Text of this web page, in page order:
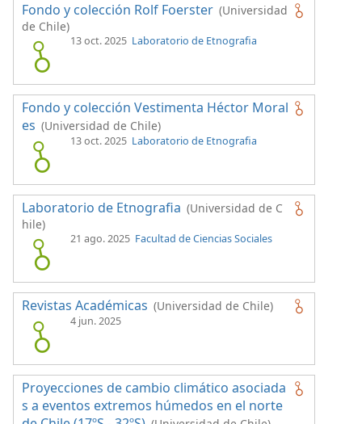
Fondo y colección Rolf Foerster (Universidad
de Chile)
13 oct. 2025 Laboratorio de Etnografia
Fondo y colección Vestimenta Héctor Moral
es (Universidad de Chile)
13 oct. 2025 Laboratorio de Etnografia
Laboratorio de Etnografia (Universidad de C
hile)
21 ago. 2025 Facultad de Ciencias Sociales
Revistas Académicas (Universidad de Chile)
4 jun. 2025
Proyecciones de cambio climático asociada
s a eventos extremos húmedos en el norte